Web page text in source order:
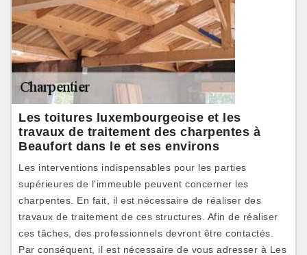
Les toitures luxembourgeoise et les
travaux de traitement des charpentes à
Beaufort dans le et ses environs
Les interventions indispensables pour les parties
supérieures de l'immeuble peuvent concerner les
charpentes. En fait, il est nécessaire de réaliser des
travaux de traitement de ces structures. Afin de réaliser
ces tâches, des professionnels devront être contactés.
Par conséquent, il est nécessaire de vous adresser à Les